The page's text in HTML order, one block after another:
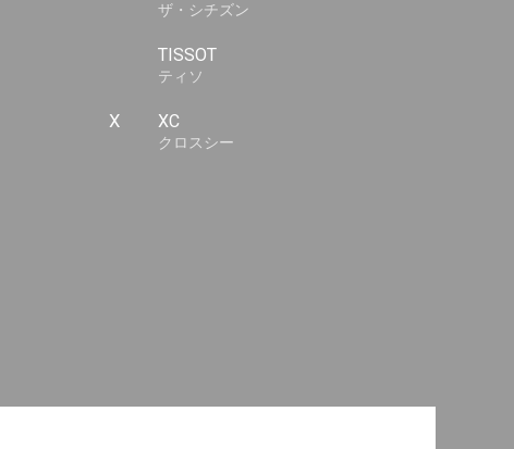
ザ・シチズン
TISSOT
ティソ
X XC
クロスシー